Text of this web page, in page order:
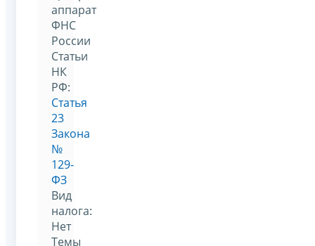
аппарат
ФНС
России
Статьи
НК
РФ:
Статья
23
Закона
№
129-
ФЗ
Вид
налога:
Нет
Темы